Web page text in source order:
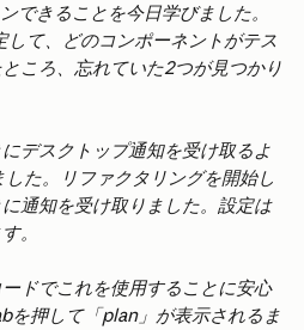
できることを今日学びました。
して、どのコンポーネントがテス
ころ、忘れていた2つが見つかり
デスクトップ通知を受け取るよ
た。リファクタリングを開始し
通知を受け取りました。設定は
。
ドでこれを使用することに安心
を押して「plan」が表示されるま